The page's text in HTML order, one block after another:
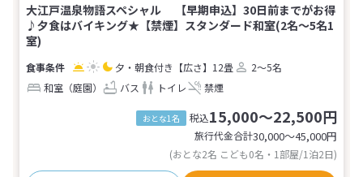
大江戸温泉物語スペシャル 【早期申込】30日前までがお得
♪夕食はバイキング★【禁煙】スタンダード和室(2名～5名1
室)
夕・朝食付き 【広さ】12畳
2～5名
和室（庭園）
バス トイレ 禁煙
おとな1名 税込15,000～22,500円
旅行代金合計30,000〜45,000円
(おとな2名 こども0名・1部屋/1泊2日)